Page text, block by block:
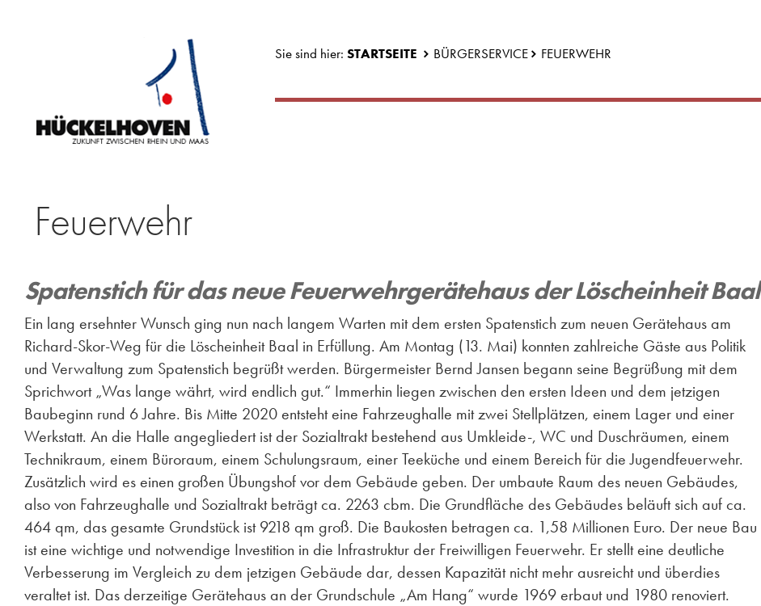
Sie sind hier:STARTSEITE BÜRGERSERVICE FEUERWEHR
Feuerwehr
Spatenstich für das neue Feuerwehrgerätehaus der Löscheinheit Baal
Ein lang ersehnter Wunsch ging nun nach langem Warten mit dem ersten Spatenstich zum neuen Gerätehaus am
Richard-Skor-Weg für die Löscheinheit Baal in Erfüllung. Am Montag (13. Mai) konnten zahlreiche Gäste aus Politik
und Verwaltung zum Spatenstich begrüßt werden. Bürgermeister Bernd Jansen begann seine Begrüßung mit dem
Sprichwort „Was lange währt, wird endlich gut.“ Immerhin liegen zwischen den ersten Ideen und dem jetzigen
Baubeginn rund 6 Jahre. Bis Mitte 2020 entsteht eine Fahrzeughalle mit zwei Stellplätzen, einem Lager und einer
Werkstatt. An die Halle angegliedert ist der Sozialtrakt bestehend aus Umkleide-, WC und Duschräumen, einem
Technikraum, einem Büroraum, einem Schulungsraum, einer Teeküche und einem Bereich für die Jugendfeuerwehr.
Zusätzlich wird es einen großen Übungshof vor dem Gebäude geben. Der umbaute Raum des neuen Gebäudes,
also von Fahrzeughalle und Sozialtrakt beträgt ca. 2263 cbm. Die Grundfläche des Gebäudes beläuft sich auf ca.
464 qm, das gesamte Grundstück ist 9218 qm groß. Die Baukosten betragen ca. 1,58 Millionen Euro. Der neue Bau
ist eine wichtige und notwendige Investition in die Infrastruktur der Freiwilligen Feuerwehr. Er stellt eine deutliche
Verbesserung im Vergleich zu dem jetzigen Gebäude dar, dessen Kapazität nicht mehr ausreicht und überdies
veraltet ist. Das derzeitige Gerätehaus an der Grundschule „Am Hang“ wurde 1969 erbaut und 1980 renoviert.